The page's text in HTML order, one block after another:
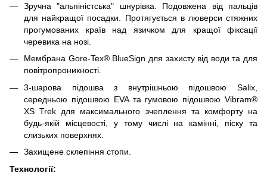
Зручна "альпіністська" шнурівка. Подовжена від пальців
для найкращої посадки. Протягується в люверси стяжних
прогумованих країв над язичком для кращої фіксації
черевика на нозі.
Мембрана Gore-Tex® BlueSign для захисту від води та для
повітропроникності.
3-шарова підошва з внутрішньою підошвою Salix,
середньою підошвою EVA та гумовою підошвою Vibram®
XS Trek для максимального зчеплення та комфорту на
будь-якій місцевості, у тому числі на камінні, піску та
слизьких поверхнях.
Захищене склепіння стопи.
Технології: